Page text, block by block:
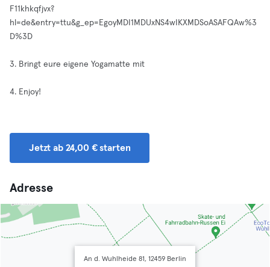
F11khkqfjvx?
hl=de&entry=ttu&g_ep=EgoyMDI1MDUxNS4wIKXMDSoASAFQAw%3
D%3D
3. Bringt eure eigene Yogamatte mit
4. Enjoy!
Jetzt ab 24,00 € starten
Adresse
An d. Wuhlheide 81, 12459 Berlin